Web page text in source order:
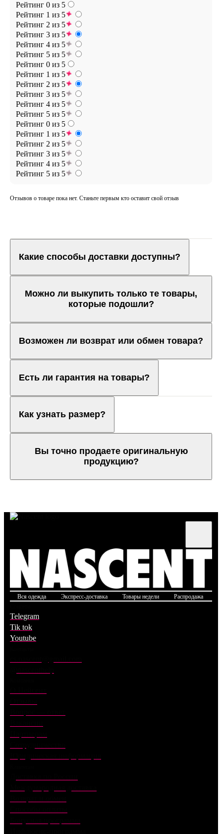
Рейтинг 0 из 5
Рейтинг 1 из 5
Рейтинг 2 из 5
Рейтинг 3 из 5
Рейтинг 4 из 5
Рейтинг 5 из 5
Рейтинг 0 из 5
Рейтинг 1 из 5
Рейтинг 2 из 5
Рейтинг 3 из 5
Рейтинг 4 из 5
Рейтинг 5 из 5
Рейтинг 0 из 5
Рейтинг 1 из 5
Рейтинг 2 из 5
Рейтинг 3 из 5
Рейтинг 4 из 5
Рейтинг 5 из 5
Отзывов о товаре пока нет. Станьте первым кто оставит свой отзыв
Какие способы доставки доступны?
Можно ли выкупить только те товары,
которые подошли?
Возможен ли возврат или обмен товара?
Есть ли гарантия на товары?
Как узнать размер?
Вы точно продаете оригинальную
продукцию?
Вся одежда Экспресс-доставка Товары недели Распродажа
Telegram
Tik tok
Youtube